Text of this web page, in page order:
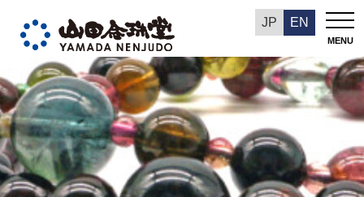
JP EN
MENU
今週の推奨品